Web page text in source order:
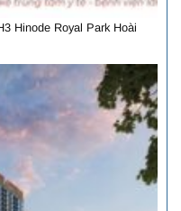
Hinode Royal Park Hoài